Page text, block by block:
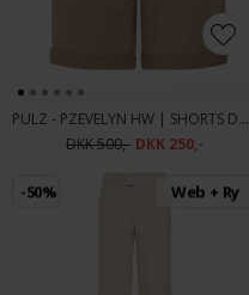
PULZ - PZEVELYN HW | SHORTS DUNE
DKK 500,- DKK 250,-
-50% Web + Ry